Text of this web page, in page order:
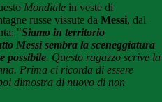
Mondiale in veste di
russe vissute da Messi, dal
"Siamo in territorio
Messi sembra la sceneggiatura
possibile. Questo ragazzo scrive la
Prima ci ricorda di essere
dimostra di nuovo di non